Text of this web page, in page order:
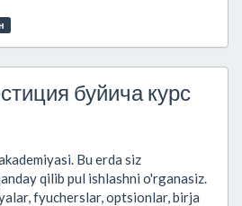
буйича курс
Bu erda siz
qilib pul ishlashni o'rganasiz.
fyucherslar, optsionlar, birja